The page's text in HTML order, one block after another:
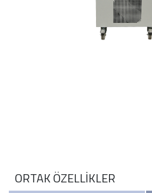
ORTAK ÖZELLİKLER